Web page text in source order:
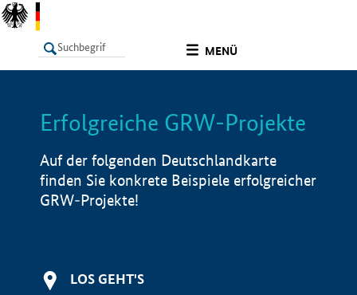
MENÜ
LISTE Info
Erfolgreiche GRW-Projekte
Auf der folgenden Deutschlandkarte
finden Sie konkrete Beispiele erfolgreicher
GRW-Projekte!
LOS GEHT'S